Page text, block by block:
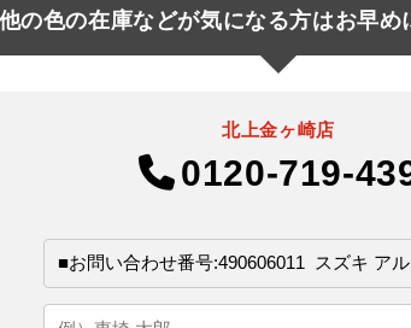
の色の在庫などが気になる方はお早め
北上金ヶ崎店
0120-719-